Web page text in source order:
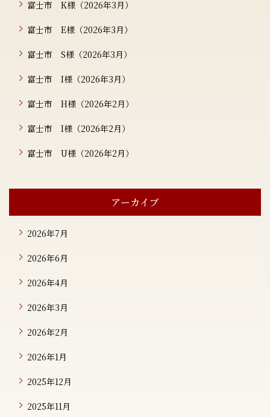
富士市 K様（2026年3月）
富士市 E様（2026年3月）
富士市 S様（2026年3月）
富士市 I様（2026年3月）
富士市 H様（2026年2月）
富士市 I様（2026年2月）
富士市 U様（2026年2月）
アーカイブ
2026年7月
2026年6月
2026年4月
2026年3月
2026年2月
2026年1月
2025年12月
2025年11月